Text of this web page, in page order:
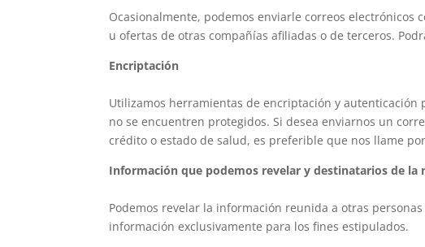
Ocasionalmente, podemos enviarle correos
u ofertas de otras compañías afiliadas o de terceros.
Encriptación
Utilizamos herramientas de encriptación y
no se encuentren protegidos. Si desea enviarnos un
crédito o estado de salud, es preferible que nos llame
Información que podemos revelar y destinatarios de la
Podemos revelar la información reunida a otras
información exclusivamente para los fines estipulados.